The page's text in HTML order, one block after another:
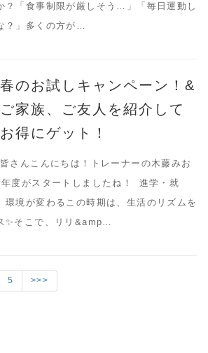
？「食事制限が厳しそう…」「毎日運動し
？」多くの方が…
春のお試しキャンペーン！&
ご家族、ご友人を紹介して
お得にゲット！
皆さんこんにちは！トレーナーの木藤みお
度がスタートしましたね！ 進学・就
環境が変わるこの時期は、生活のリズムを
✨そこで、リリ&amp…
5 >>>